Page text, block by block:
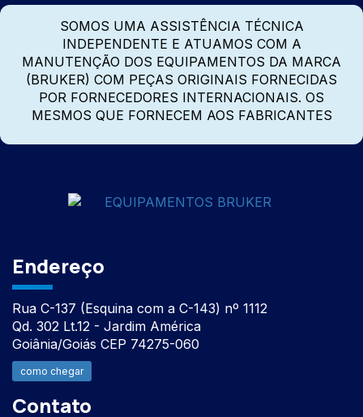
SOMOS UMA ASSISTÊNCIA TÉCNICA
INDEPENDENTE E ATUAMOS COM A
MANUTENÇÃO DOS EQUIPAMENTOS DA MARCA
(BRUKER) COM PEÇAS ORIGINAIS FORNECIDAS
POR FORNECEDORES INTERNACIONAIS. OS
MESMOS QUE FORNECEM AOS FABRICANTES
Endereço
Rua C-137 (Esquina com a C-143) nº 1112
Qd. 302 Lt.12 - Jardim América
Goiânia/Goiás CEP 74275-060
como chegar
Contato